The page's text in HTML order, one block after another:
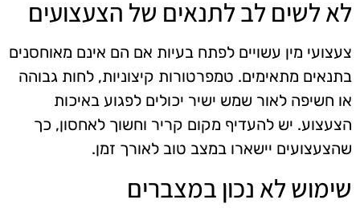
לא לשים לב לתנאים של הצעצועים
צעצועי מין עשויים לפתח בעיות אם הם אינם מאוחסנים
בתנאים מתאימים. טמפרטורות קיצוניות, לחות גבוהה
או חשיפה לאור שמש ישיר יכולים לפגוע באיכות
הצעצוע. יש להעדיף מקום קריר וחשוך לאחסון, כך
שהצעצועים יישארו במצב טוב לאורך זמן.
שימוש לא נכון במצברים